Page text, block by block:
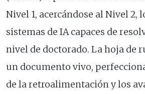
Nivel 1, acercándose al Nivel 2,
sistemas de IA capaces de
nivel de doctorado. La hoja de
un documento vivo,
de la retroalimentación y los